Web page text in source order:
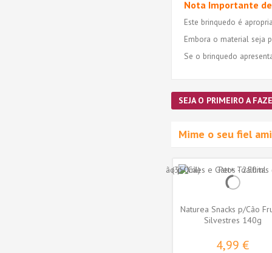
Nota Importante de
Este brinquedo é
Embora o material seja
Se o brinquedo
SEJA O PRIMEIRO A
Mime o seu fiel
Naturea Snacks p/Cão
Silvestres 140g
4,99 €